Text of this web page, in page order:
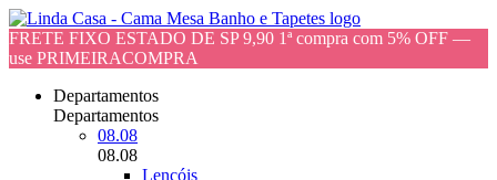
FRETE FIXO ESTADO DE SP 9,90 1ª compra com 5% OFF —
use PRIMEIRACOMPRA
Departamentos
Departamentos
08.08
08.08
Lençóis